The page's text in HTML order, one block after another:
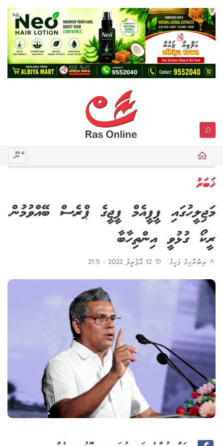
Ad
މެނޫ
ޚަބަރު
މަޖިލީހުގައި ޕީޕީއެމް ޕީޖީގެ ޕްރެސް ބޭއްވުމުން
ރީކޯ ގުޅުވީ އިންތިހާބާ
އިބްރާހިމް ފަހީމް